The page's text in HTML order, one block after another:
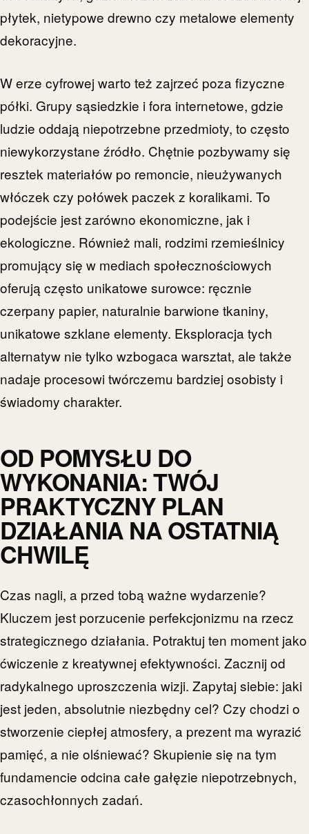
płytek, nietypowe drewno czy metalowe elementy
dekoracyjne.
W erze cyfrowej warto też zajrzeć poza fizyczne
półki. Grupy sąsiedzkie i fora internetowe, gdzie
ludzie oddają niepotrzebne przedmioty, to często
niewykorzystane źródło. Chętnie pozbywamy się
resztek materiałów po remoncie, nieużywanych
włóczek czy połówek paczek z koralikami. To
podejście jest zarówno ekonomiczne, jak i
ekologiczne. Również mali, rodzimi rzemieślnicy
promujący się w mediach społecznościowych
oferują często unikatowe surowce: ręcznie
czerpany papier, naturalnie barwione tkaniny,
unikatowe szklane elementy. Eksploracja tych
alternatyw nie tylko wzbogaca warsztat, ale także
nadaje procesowi twórczemu bardziej osobisty i
świadomy charakter.
OD POMYSŁU DO
WYKONANIA: TWÓJ
PRAKTYCZNY PLAN
DZIAŁANIA NA OSTATNIĄ
CHWILĘ
Czas nagli, a przed tobą ważne wydarzenie?
Kluczem jest porzucenie perfekcjonizmu na rzecz
strategicznego działania. Potraktuj ten moment jako
ćwiczenie z kreatywnej efektywności. Zacznij od
radykalnego uproszczenia wizji. Zapytaj siebie: jaki
jest jeden, absolutnie niezbędny cel? Czy chodzi o
stworzenie ciepłej atmosfery, a prezent ma wyrazić
pamięć, a nie olśniewać? Skupienie się na tym
fundamencie odcina całe gałęzie niepotrzebnych,
czasochłonnych zadań.